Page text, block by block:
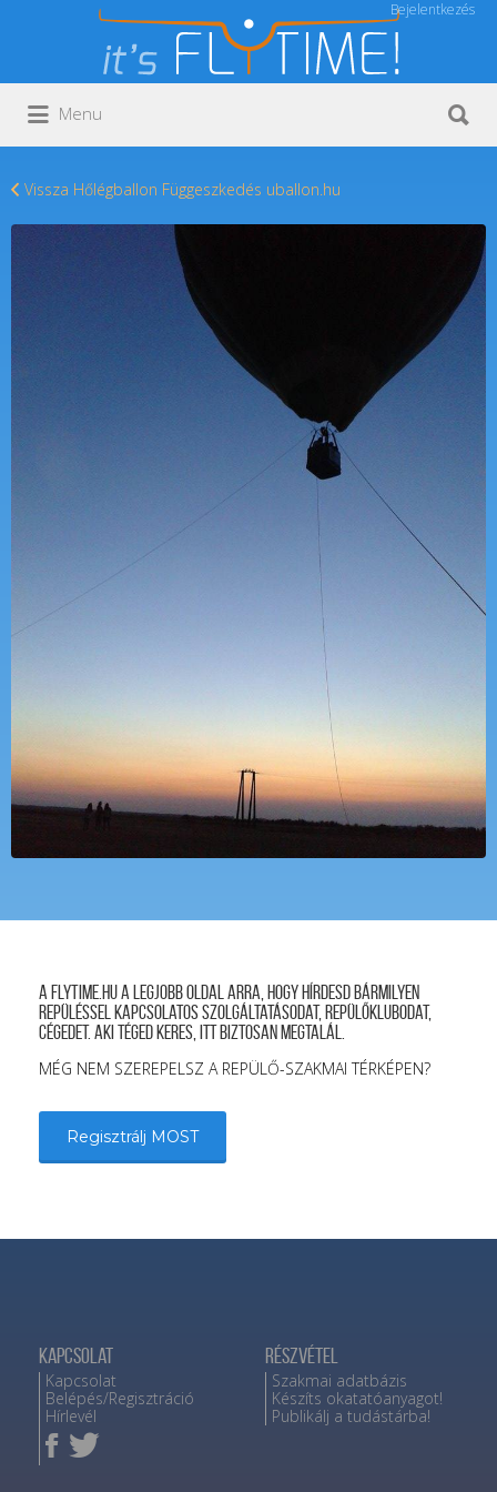
Bejelentkezés
Keresés:
Menu
Vissza Hőlégballon Függeszkedés uballon.hu
A FLYTIME.HU a legjobb oldal arra, hogy hírdesd bármilyen
repüléssel kapcsolatos szolgáltatásodat, repülőklubodat,
cégedet. Aki téged keres, itt biztosan megtalál.
MÉG NEM SZEREPELSZ A REPÜLŐ-SZAKMAI TÉRKÉPEN?
Regisztrálj MOST
Kapcsolat
Kapcsolat
Belépés/Regisztráció
Hírlevél
Részvétel
Szakmai adatbázis
Készíts okatatóanyagot!
Publikálj a tudástárba!